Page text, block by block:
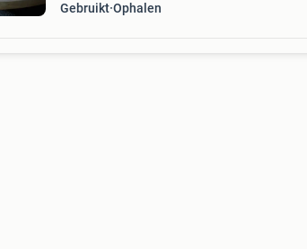
Gebruikt Ophalen